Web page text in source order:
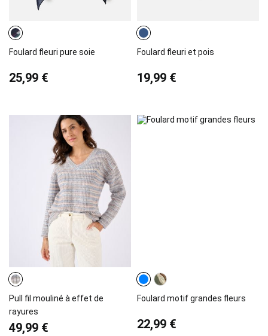
Foulard fleuri pure soie
25,99 €
Foulard fleuri et pois
19,99 €
Pull fil mouliné à effet de
rayures
49,99 €
Foulard motif grandes fleurs
22,99 €